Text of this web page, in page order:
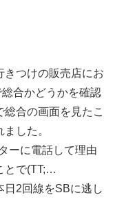
きつけの販売店にお
合かどうかを確認
合の画面を見たこ
した。
ーに電話して理由
とで(TT;…
日2回線をSBに逃し